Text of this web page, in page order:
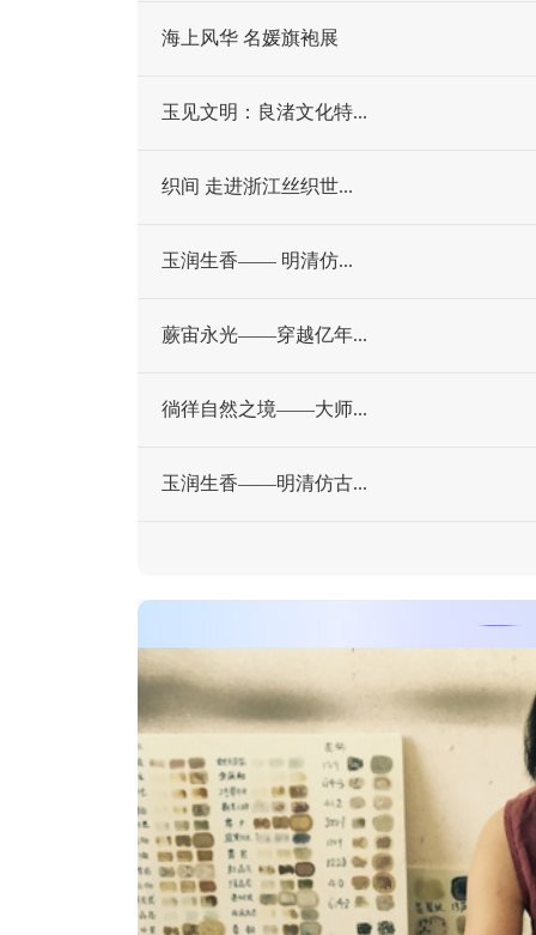
海上风华 名媛旗袍展
玉见文明：良渚文化特...
织间 走进浙江丝织世...
玉润生香—— 明清仿...
蕨宙永光——穿越亿年...
徜徉自然之境——大师...
玉润生香——明清仿古...